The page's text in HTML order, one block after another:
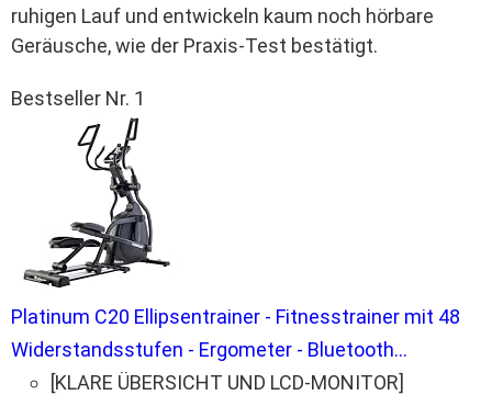
ruhigen Lauf und entwickeln kaum noch hörbare
Geräusche, wie der Praxis-Test bestätigt.
Bestseller Nr. 1
Platinum C20 Ellipsentrainer - Fitnesstrainer mit 48
Widerstandsstufen - Ergometer - Bluetooth...
[KLARE ÜBERSICHT UND LCD-MONITOR]